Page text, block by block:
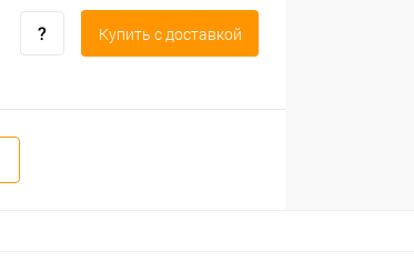
Купить c доставкой